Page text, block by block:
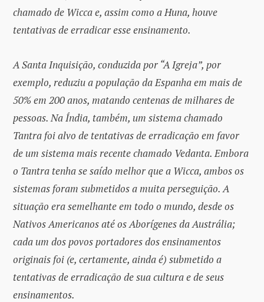
chamado de Wicca e, assim como a Huna, houve
tentativas de erradicar esse ensinamento.
A Santa Inquisição, conduzida por “A Igreja”, por
exemplo, reduziu a população da Espanha em mais de
50% em 200 anos, matando centenas de milhares de
pessoas. Na Índia, também, um sistema chamado
Tantra foi alvo de tentativas de erradicação em favor
de um sistema mais recente chamado Vedanta. Embora
o Tantra tenha se saído melhor que a Wicca, ambos os
sistemas foram submetidos a muita perseguição. A
situação era semelhante em todo o mundo, desde os
Nativos Americanos até os Aborígenes da Austrália;
cada um dos povos portadores dos ensinamentos
originais foi (e, certamente, ainda é) submetido a
tentativas de erradicação de sua cultura e de seus
ensinamentos.